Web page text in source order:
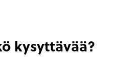
kysyttävää?